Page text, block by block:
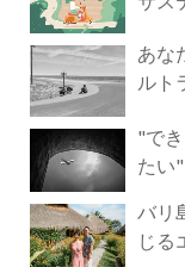
あなたは
ルト
"で
たい
バリ
じる